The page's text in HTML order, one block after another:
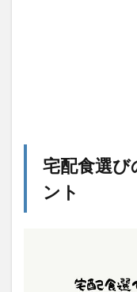
宅配食選
ント